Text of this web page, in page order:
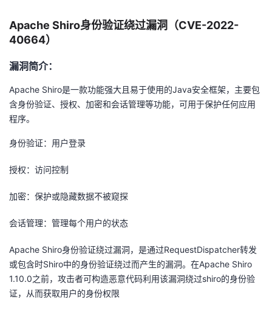
Apache Shiro身份验证绕过漏洞（CVE-2022-
40664）
漏洞简介：
Apache Shiro是一款功能强大且易于使用的Java安全框架，主要包
含身份验证、授权、加密和会话管理等功能，可用于保护任何应用
程序。
身份验证：用户登录
授权：访问控制
加密：保护或隐藏数据不被窥探
会话管理：管理每个用户的状态
Apache Shiro身份验证绕过漏洞，是通过RequestDispatcher转发
或包含时Shiro中的身份验证绕过而产生的漏洞。在Apache Shiro
1.10.0之前，攻击者可构造恶意代码利用该漏洞绕过shiro的身份验
证，从而获取用户的身份权限